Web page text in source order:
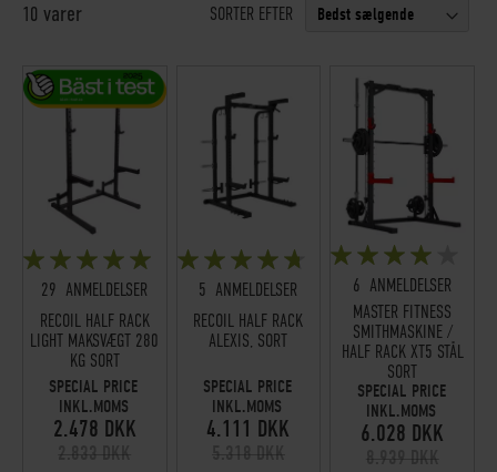
10 varer SORTER EFTER
BEDØMMELSE:
97%
29 ANMELDELSER
RECOIL HALF RACK
LIGHT MAKSVÆGT 280
KG SORT
SPECIAL PRICE
INKL.MOMS
2.478 DKK
2.833 DKK
BEDØMMELSE:
92%
5 ANMELDELSER
RECOIL HALF RACK
ALEXIS, SORT
SPECIAL PRICE
INKL.MOMS
4.111 DKK
5.318 DKK
BEDØMMELSE:
80%
6 ANMELDELSER
MASTER FITNESS
SMITHMASKINE /
HALF RACK XT5 STÅL
SORT
SPECIAL PRICE
INKL.MOMS
6.028 DKK
8.939 DKK